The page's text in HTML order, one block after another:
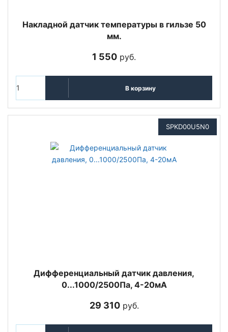
Накладной датчик температуры в гильзе 50
мм.
1 550 руб.
В корзину
SPKD00U5N0
Дифференциальный датчик давления,
0...1000/2500Па, 4-20мА
29 310руб.